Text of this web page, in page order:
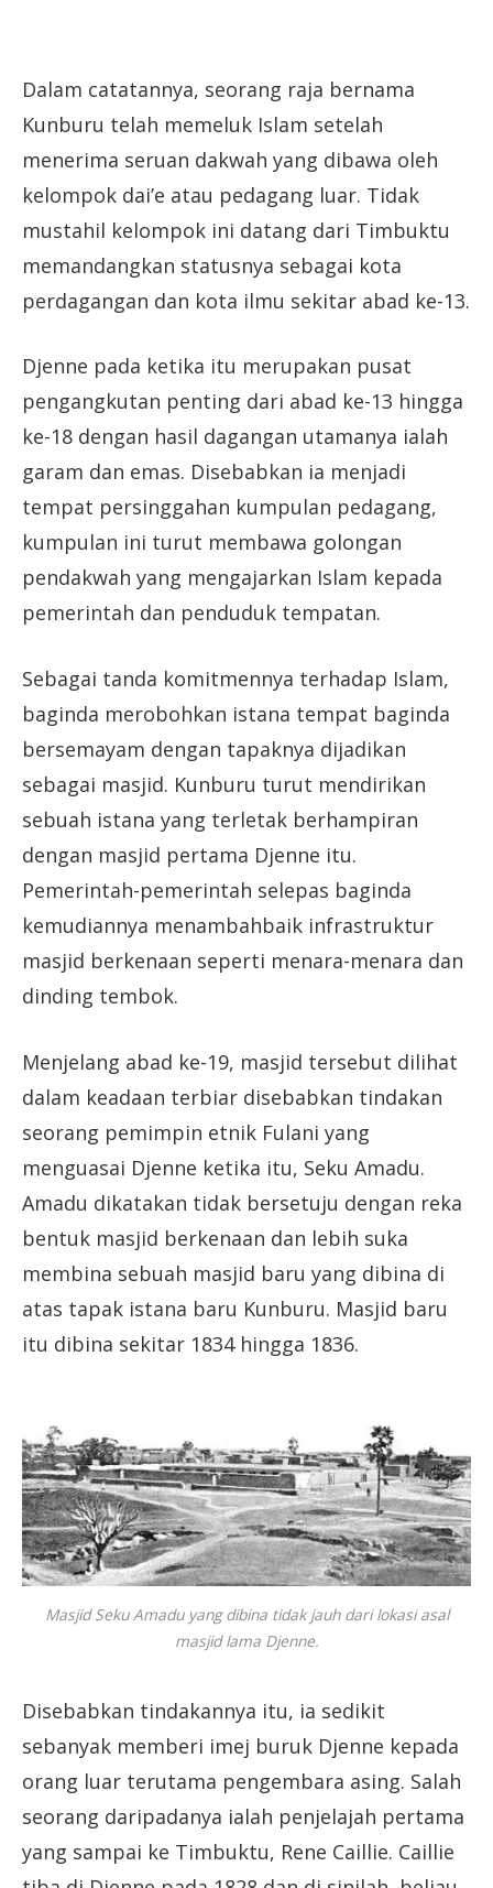
Dalam catatannya, seorang raja bernama
Kunburu telah memeluk Islam setelah
menerima seruan dakwah yang dibawa oleh
kelompok dai’e atau pedagang luar. Tidak
mustahil kelompok ini datang dari Timbuktu
memandangkan statusnya sebagai kota
perdagangan dan kota ilmu sekitar abad ke-13.
Djenne pada ketika itu merupakan pusat
pengangkutan penting dari abad ke-13 hingga
ke-18 dengan hasil dagangan utamanya ialah
garam dan emas. Disebabkan ia menjadi
tempat persinggahan kumpulan pedagang,
kumpulan ini turut membawa golongan
pendakwah yang mengajarkan Islam kepada
pemerintah dan penduduk tempatan.
Sebagai tanda komitmennya terhadap Islam,
baginda merobohkan istana tempat baginda
bersemayam dengan tapaknya dijadikan
sebagai masjid. Kunburu turut mendirikan
sebuah istana yang terletak berhampiran
dengan masjid pertama Djenne itu.
Pemerintah-pemerintah selepas baginda
kemudiannya menambahbaik infrastruktur
masjid berkenaan seperti menara-menara dan
dinding tembok.
Menjelang abad ke-19, masjid tersebut dilihat
dalam keadaan terbiar disebabkan tindakan
seorang pemimpin etnik Fulani yang
menguasai Djenne ketika itu, Seku Amadu.
Amadu dikatakan tidak bersetuju dengan reka
bentuk masjid berkenaan dan lebih suka
membina sebuah masjid baru yang dibina di
atas tapak istana baru Kunburu. Masjid baru
itu dibina sekitar 1834 hingga 1836.
Masjid Seku Amadu yang dibina tidak jauh dari lokasi asal
masjid lama Djenne.
Disebabkan tindakannya itu, ia sedikit
sebanyak memberi imej buruk Djenne kepada
orang luar terutama pengembara asing. Salah
seorang daripadanya ialah penjelajah pertama
yang sampai ke Timbuktu, Rene Caillie. Caillie